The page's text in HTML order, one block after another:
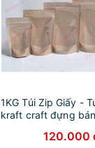
1KG Túi Zip Giấy -
kraft craft đựng
giấy 1 mặt trong
120.000